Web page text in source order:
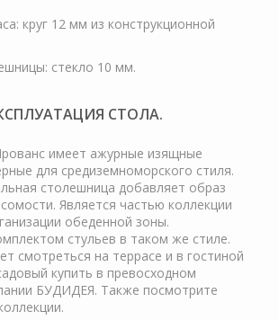
круг 12 мм из конструкционной
стекло 10 мм.
СТОЛА.
имеет ажурные изящные
для средиземноморского стиля.
столешница добавляет образ
Является частью коллекции
обеденной зоны.
стульев в таком же стиле.
смотреться на террасе и в гостиной
купить в превосходном
БУДИДЕЯ. Также посмотрите